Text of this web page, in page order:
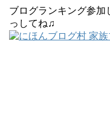
ブログランキング参加
っしてね♫